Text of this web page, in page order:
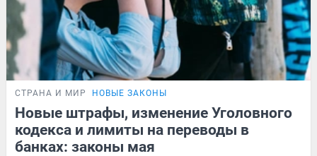
СТРАНА И МИР НОВЫЕ ЗАКОНЫ
Новые штрафы, изменение Уголовного
кодекса и лимиты на переводы в
банках: законы мая